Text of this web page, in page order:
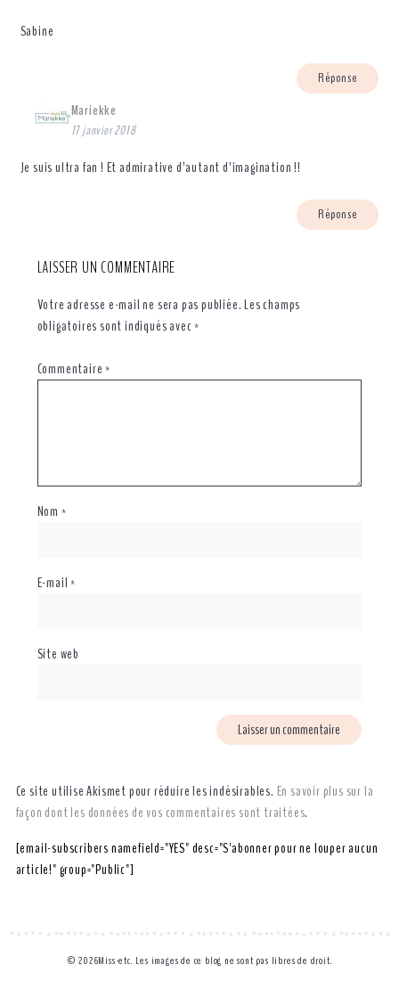
Sabine
Réponse
Mariekke
17 janvier 2018
Je suis ultra fan ! Et admirative d’autant d’imagination !!
Réponse
LAISSER UN COMMENTAIRE
Votre adresse e-mail ne sera pas publiée.Les champs
obligatoires sont indiqués avec*
Commentaire*
Nom *
E-mail*
Site web
Ce site utilise Akismet pour réduire les indésirables. En savoir plus sur la
façon dont les données de vos commentaires sont traitées.
[email-subscribers namefield="YES" desc="S'abonner pour ne louper aucun
article!" group="Public"]
© 2026Miss-etc. Les images de ce blog ne sont pas libres de droit.